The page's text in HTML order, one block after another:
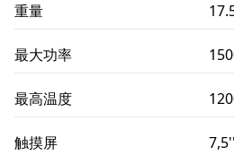
重量
最大功率
最高温度
触摸屏